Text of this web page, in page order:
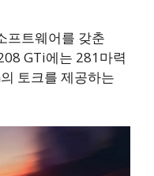
프트웨어를 갖춘
GTi에는 281마력
토크를 제공하는